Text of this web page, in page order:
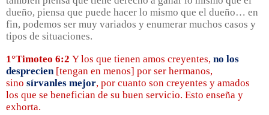
dueño, piensa que puede hacer lo mismo que el dueño… en
fin, podemos ser muy variados y enumerar muchos casos y
tipos de situaciones.
1°Timoteo 6:2 Y los que tienen amos creyentes, no los
desprecien [tengan en menos] por ser hermanos,
sino sírvanles mejor, por cuanto son creyentes y amados
los que se benefician de su buen servicio. Esto enseña y
exhorta.